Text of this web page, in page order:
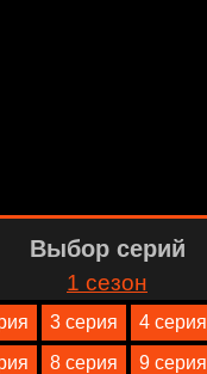
Выбор серий
1 сезон
3 серия 4 серия
8 серия 9 серия